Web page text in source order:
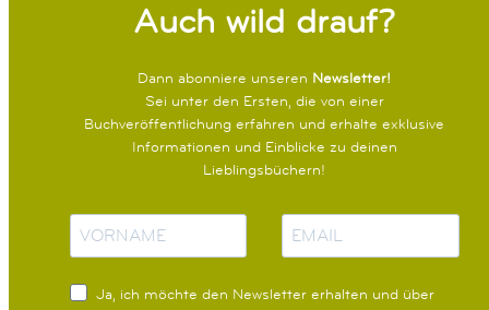
JOBS
KOMMUNIKATION@KARIBUBUECHER.DEAuch wild drauf?
Dann abonniere unseren Newsletter!
Sei unter den Ersten, die von einer
Buchveröffentlichung erfahren und erhalte exklusive
Informationen und Einblicke zu deinen
Lieblingsbüchern!
N
e
E
a
Ja, ich möchte den Newsletter erhalten und über